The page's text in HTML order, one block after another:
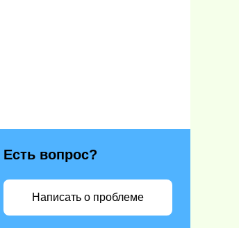
Есть вопрос?
Написать о проблеме